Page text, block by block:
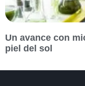
Un avance con
piel del sol